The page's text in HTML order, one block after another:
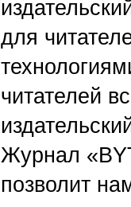
для
читателей
Журнал
позволит